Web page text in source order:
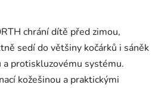
chrání dítě před zimou,
sedí do většiny kočárků i sáněk
protiskluzovému systému.
kožešinou a praktickými